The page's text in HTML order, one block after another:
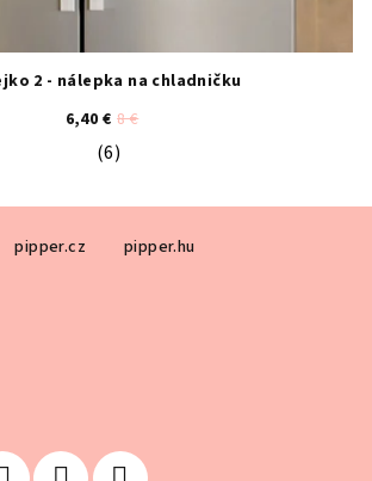
2 - nálepka na chladničku
6,40 € 8 €
Priemerné hodnotenie produktu
(6)
pipper.cz pipper.hu